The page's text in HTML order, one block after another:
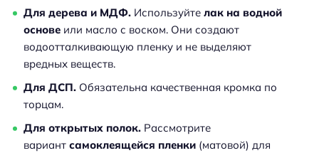
Для дерева и МДФ. Используйте лак на водной
основе или масло с воском. Они создают
водоотталкивающую пленку и не выделяют
вредных веществ.
Для ДСП. Обязательна качественная кромка по
торцам.
Для открытых полок. Рассмотрите
вариант самоклеящейся пленки (матовой) для